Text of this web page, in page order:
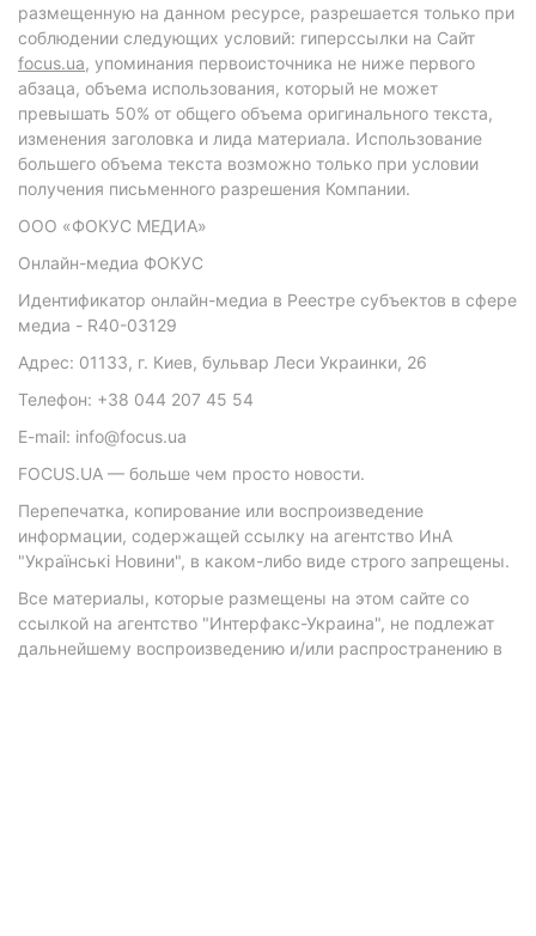
размещенную на данном ресурсе, разрешается только при
соблюдении следующих условий: гиперссылки на Сайт
focus.ua, упоминания первоисточника не ниже первого
абзаца, объема использования, который не может
превышать 50% от общего объема оригинального текста,
изменения заголовка и лида материала. Использование
большего объема текста возможно только при условии
получения письменного разрешения Компании.
ООО «ФОКУС МЕДИА»
Онлайн-медиа ФОКУС
Идентификатор онлайн-медиа в Реестре субъектов в сфере
медиа - R40-03129
Адрес: 01133, г. Киев, бульвар Леси Украинки, 26
Телефон: +38 044 207 45 54
E-mail: info@focus.ua
FOCUS.UA — больше чем просто новости.
Перепечатка, копирование или воспроизведение
информации, содержащей ссылку на агентство ИнА
"Українські Новини", в каком-либо виде строго запрещены.
Все материалы, которые размещены на этом сайте со
ссылкой на агентство "Интерфакс-Украина", не подлежат
дальнейшему воспроизведению и/или распространению в